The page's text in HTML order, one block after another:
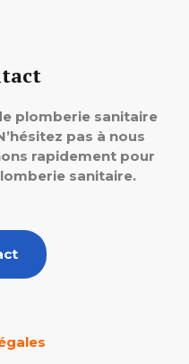
plomberie sanitaire
pas à nous
rapidement pour
sanitaire.